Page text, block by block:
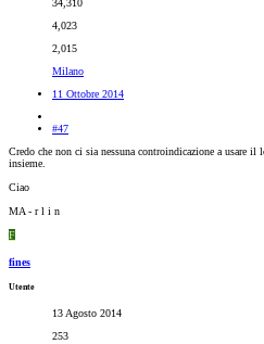
34,310
4,023
2,015
Milano
11 Ottobre 2014
#47
Credo che non ci sia nessuna controindicazione a usare
insieme.
Ciao
MA - r l i n
F
fines
Utente
13 Agosto 2014
253